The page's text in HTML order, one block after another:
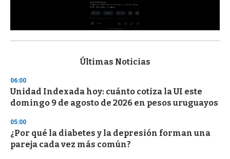
s
d
s
o
f
3
s
e
c
Últimas Noticias
06:00
Unidad Indexada hoy: cuánto cotiza la UI este
domingo 9 de agosto de 2026 en pesos uruguayos
05:00
¿Por qué la diabetes y la depresión forman una
pareja cada vez más común?